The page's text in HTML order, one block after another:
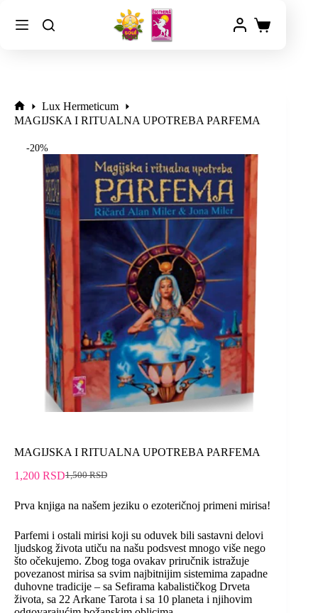
Lux Hermeticum
MAGIJSKA I RITUALNA UPOTREBA PARFEMA
-20%
MAGIJSKA I RITUALNA UPOTREBA PARFEMA
1,500RSD
1,200 RSD
Prva knjiga na našem jeziku o ezoteričnoj primeni mirisa!
Parfemi i ostali mirisi koji su oduvek bili sastavni delovi
ljudskog života utiču na našu podsvest mnogo više nego
što očekujemo. Zbog toga ovakav priručnik istražuje
povezanost mirisa sa svim najbitnijim sistemima zapadne
duhovne tradicije – sa Sefirama kabalističkog Drveta
života, sa 22 Arkane Tarota i sa 10 planeta i njihovim